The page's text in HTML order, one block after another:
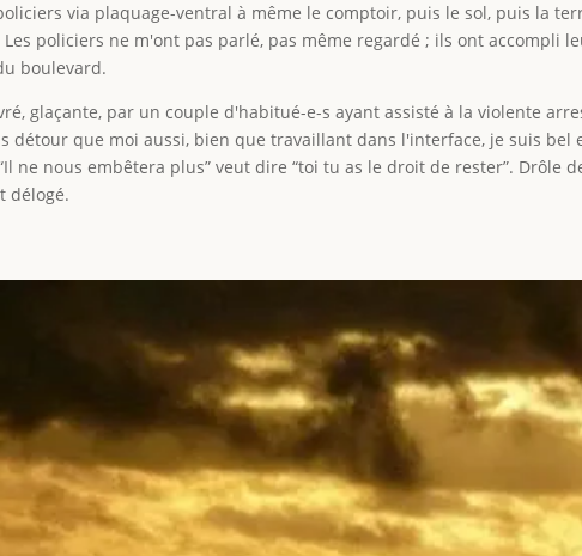
via plaquage-ventral à même le comptoir, puis le sol, puis la
Les policiers ne m'ont pas parlé, pas même regardé ; ils ont
boulevard.
glaçante, par un couple d'habitué-e-s ayant assisté à la violente
détour que moi aussi, bien que travaillant dans l'interface, je suis
ne nous embêtera plus” veut dire “toi tu as le droit de rester”.
délogé.